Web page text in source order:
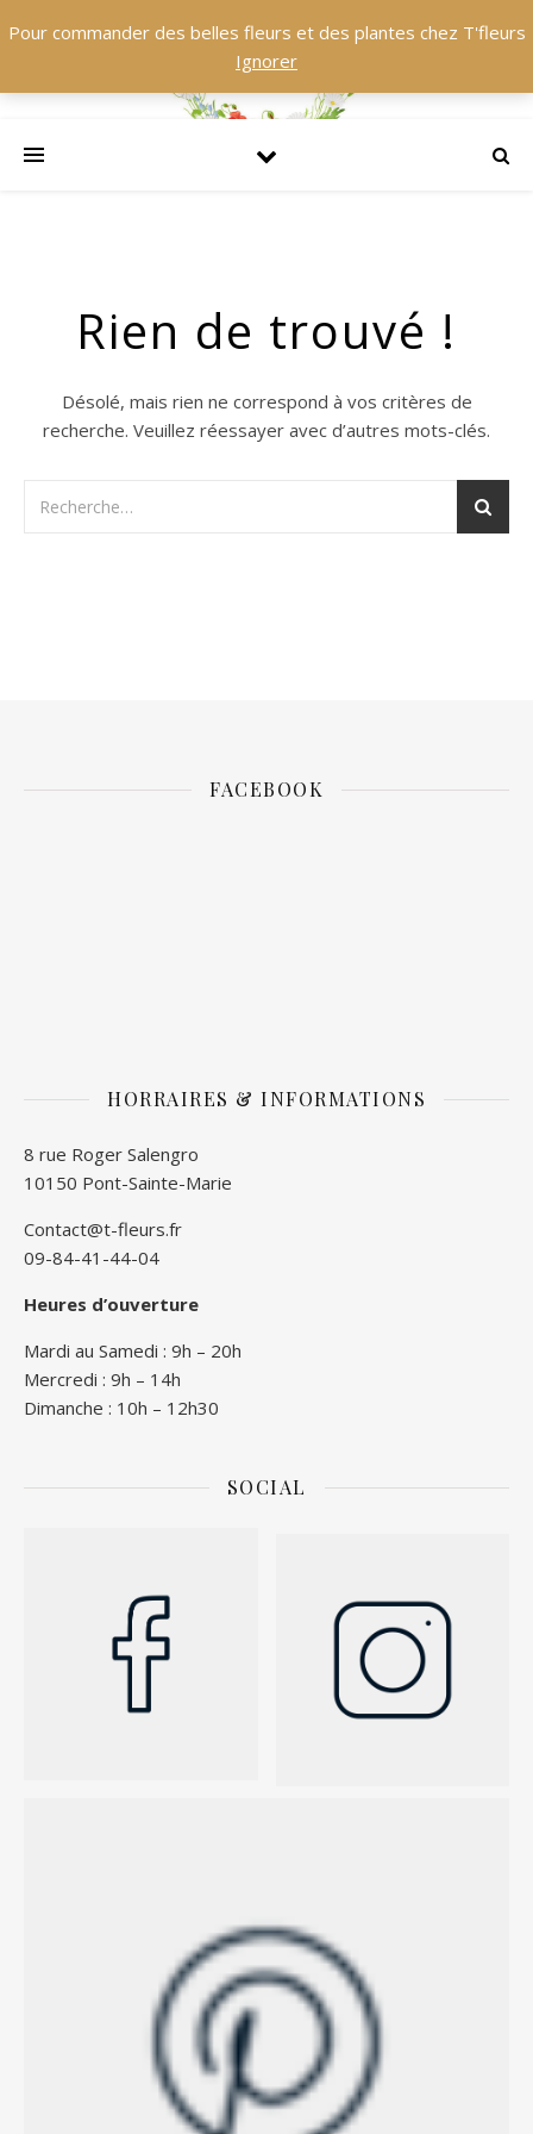
Rien de trouvé !
Désolé, mais rien ne correspond à vos critères de
recherche. Veuillez réessayer avec d’autres mots-clés.
FACEBOOK
HORRAIRES & INFORMATIONS
8 rue Roger Salengro
10150 Pont-Sainte-Marie
Contact@t-fleurs.fr
09-84-41-44-04
Heures d’ouverture
Mardi au Samedi : 9h – 20h
Mercredi : 9h – 14h
Dimanche : 10h – 12h30
SOCIAL
Pour commander des belles fleurs et des plantes chez T'fleurs
Ignorer